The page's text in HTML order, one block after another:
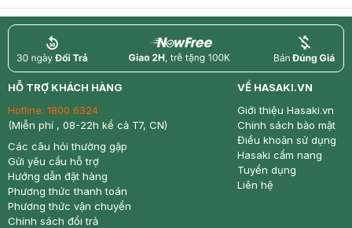
return nowfree price
HỖ TRỢ KHÁCH HÀNG
Hotline: 1800 6324
(Miễn phí , 08-22h kể cả T7, CN)
Các câu hỏi thường gặp
Gửi yêu cầu hỗ trợ
Hướng dẫn đặt hàng
Phương thức thanh toán
Phương thức vận chuyển
Chính sách đổi trả
VỀ HASAKI.VN
Giới thiệu Hasaki.vn
Chính sách bảo mật
Điều khoản sử dụng
Hasaki cẩm nang
Tuyển dụng
Liên hệ